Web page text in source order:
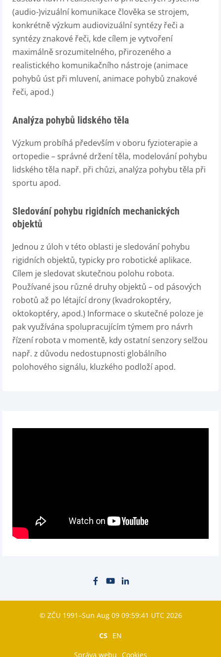
(audio-)vizuální komunikace člověka se strojem,
konkrétně výzkum audiovizuální syntézy řeči a
syntézy znakové řeči, kde cílem je vytvoření
maximálně srozumitelného, přirozeného a
realistického komunikačního nástroje (animace
pohybů úst při mluvení, animace pohybů znakové
řeči, apod.)
Analýza pohybů lidského těla
Výzkum probíhá především v oboru fyzioterapie a
ortopedie – správné držení těla, modelování pohybu
lidského těla např. při chůzi, analýza pohybu těla při
sportu apod.
Sledování pohybu rigidních mechanických
objektů
Jednou z úloh v této oblasti je sledování pohybu
rigidních objektů, typicky pro robotické aplikace.
Cílem je sledovat skutečnou polohu robota.
Používané jsou různé druhy objektů – od pásových
robotů až po létající drony (kvadrokoptéry,
oktokoptéry, apod.) Informace o skutečné poloze je
pak využívána spolupracujícím týmem pro návrh
řízení robota v momentě, kdy ostatní senzory selžou
např. z důvodu nedostupnosti globálního
polohového signálu, kluzkého podloží apod.
© ZČU 1991–Sun Aug 09 09:59:41 UTC 2026
CS EN
Správa webu Cookies